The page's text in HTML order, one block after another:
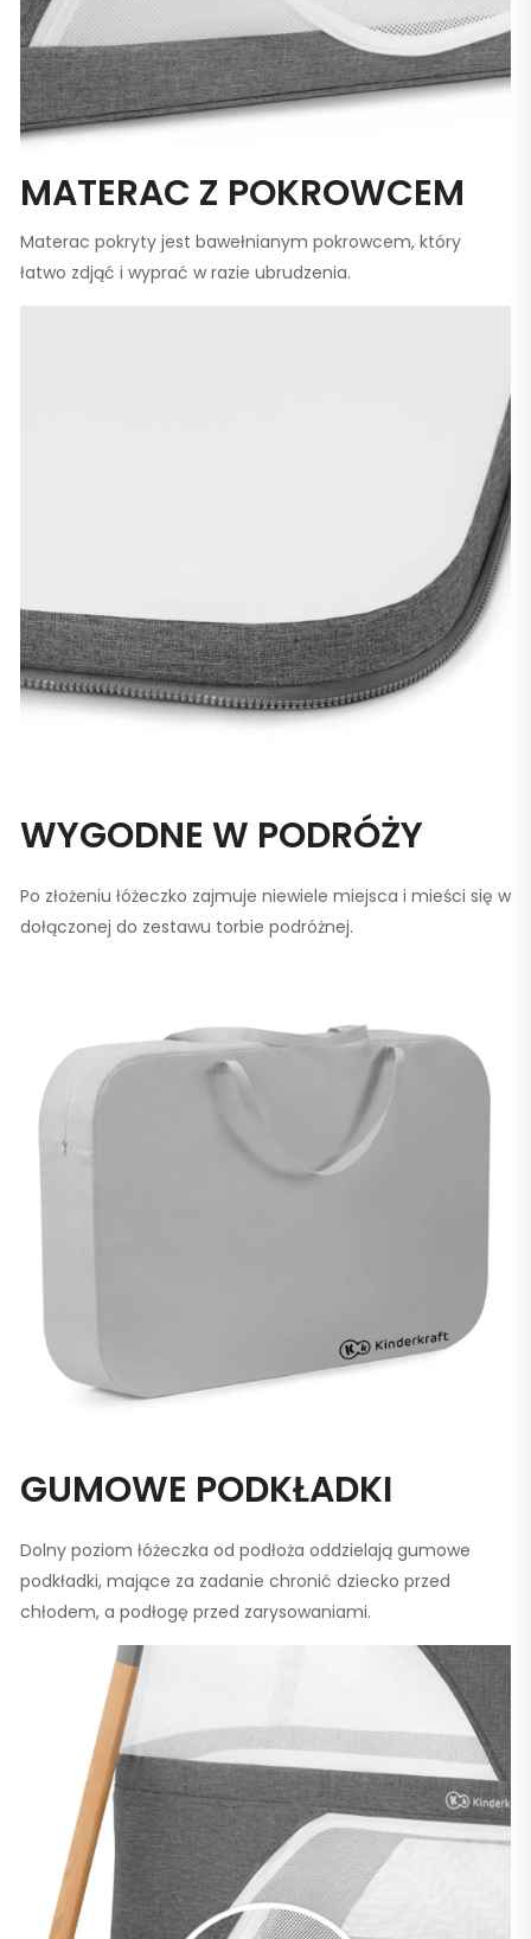
MATERAC Z POKROWCEM
Materac pokryty jest bawełnianym pokrowcem, który
łatwo zdjąć i wyprać w razie ubrudzenia.
WYGODNE W PODRÓŻY
Po złożeniu łóżeczko zajmuje niewiele miejsca i mieści się w
dołączonej do zestawu torbie podróżnej.
GUMOWE PODKŁADKI
Dolny poziom łóżeczka od podłoża oddzielają gumowe
podkładki, mające za zadanie chronić dziecko przed
chłodem, a podłogę przed zarysowaniami.